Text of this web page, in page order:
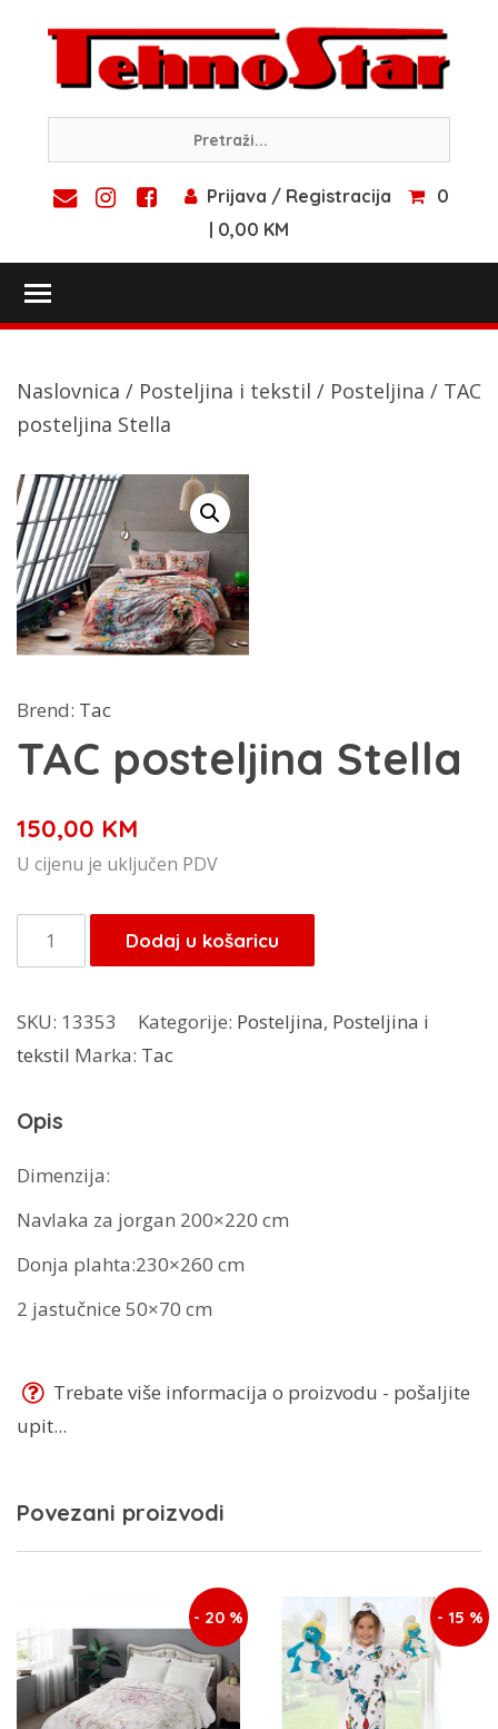
content
Prijava / Registracija
0
| 0,00 KM
Naslovnica / Posteljina i tekstil / Posteljina / TAC
posteljina Stella
Brend: Tac
TAC posteljina Stella
150,00 KM
U cijenu je uključen PDV
TAC
posteljina
količina
Dodaj u košaricu
SKU: 13353 Kategorije: Posteljina, Posteljina i
tekstil Marka: Tac
Opis
Dimenzija:
Navlaka za jorgan 200×220 cm
Donja plahta:230×260 cm
2 jastučnice 50×70 cm
Trebate više informacija o proizvodu - pošaljite
upit...
Povezani proizvodi
- 20 % - 15 %